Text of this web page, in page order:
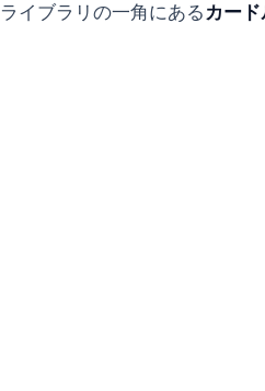
ライブラリの一角にあるカー